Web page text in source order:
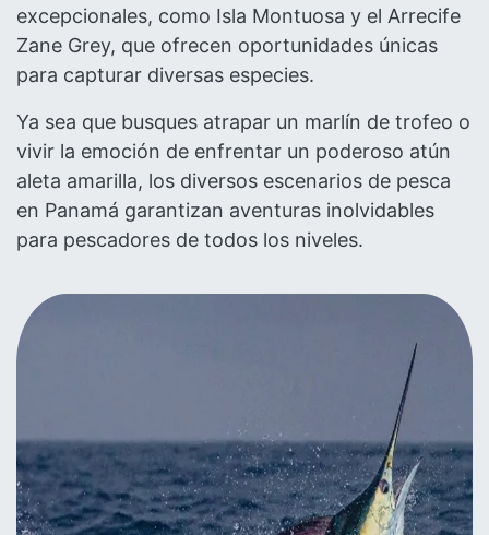
excepcionales, como Isla Montuosa y el Arrecife
Zane Grey, que ofrecen oportunidades únicas
para capturar diversas especies.
Ya sea que busques atrapar un marlín de trofeo o
vivir la emoción de enfrentar un poderoso atún
aleta amarilla, los diversos escenarios de pesca
en Panamá garantizan aventuras inolvidables
para pescadores de todos los niveles.